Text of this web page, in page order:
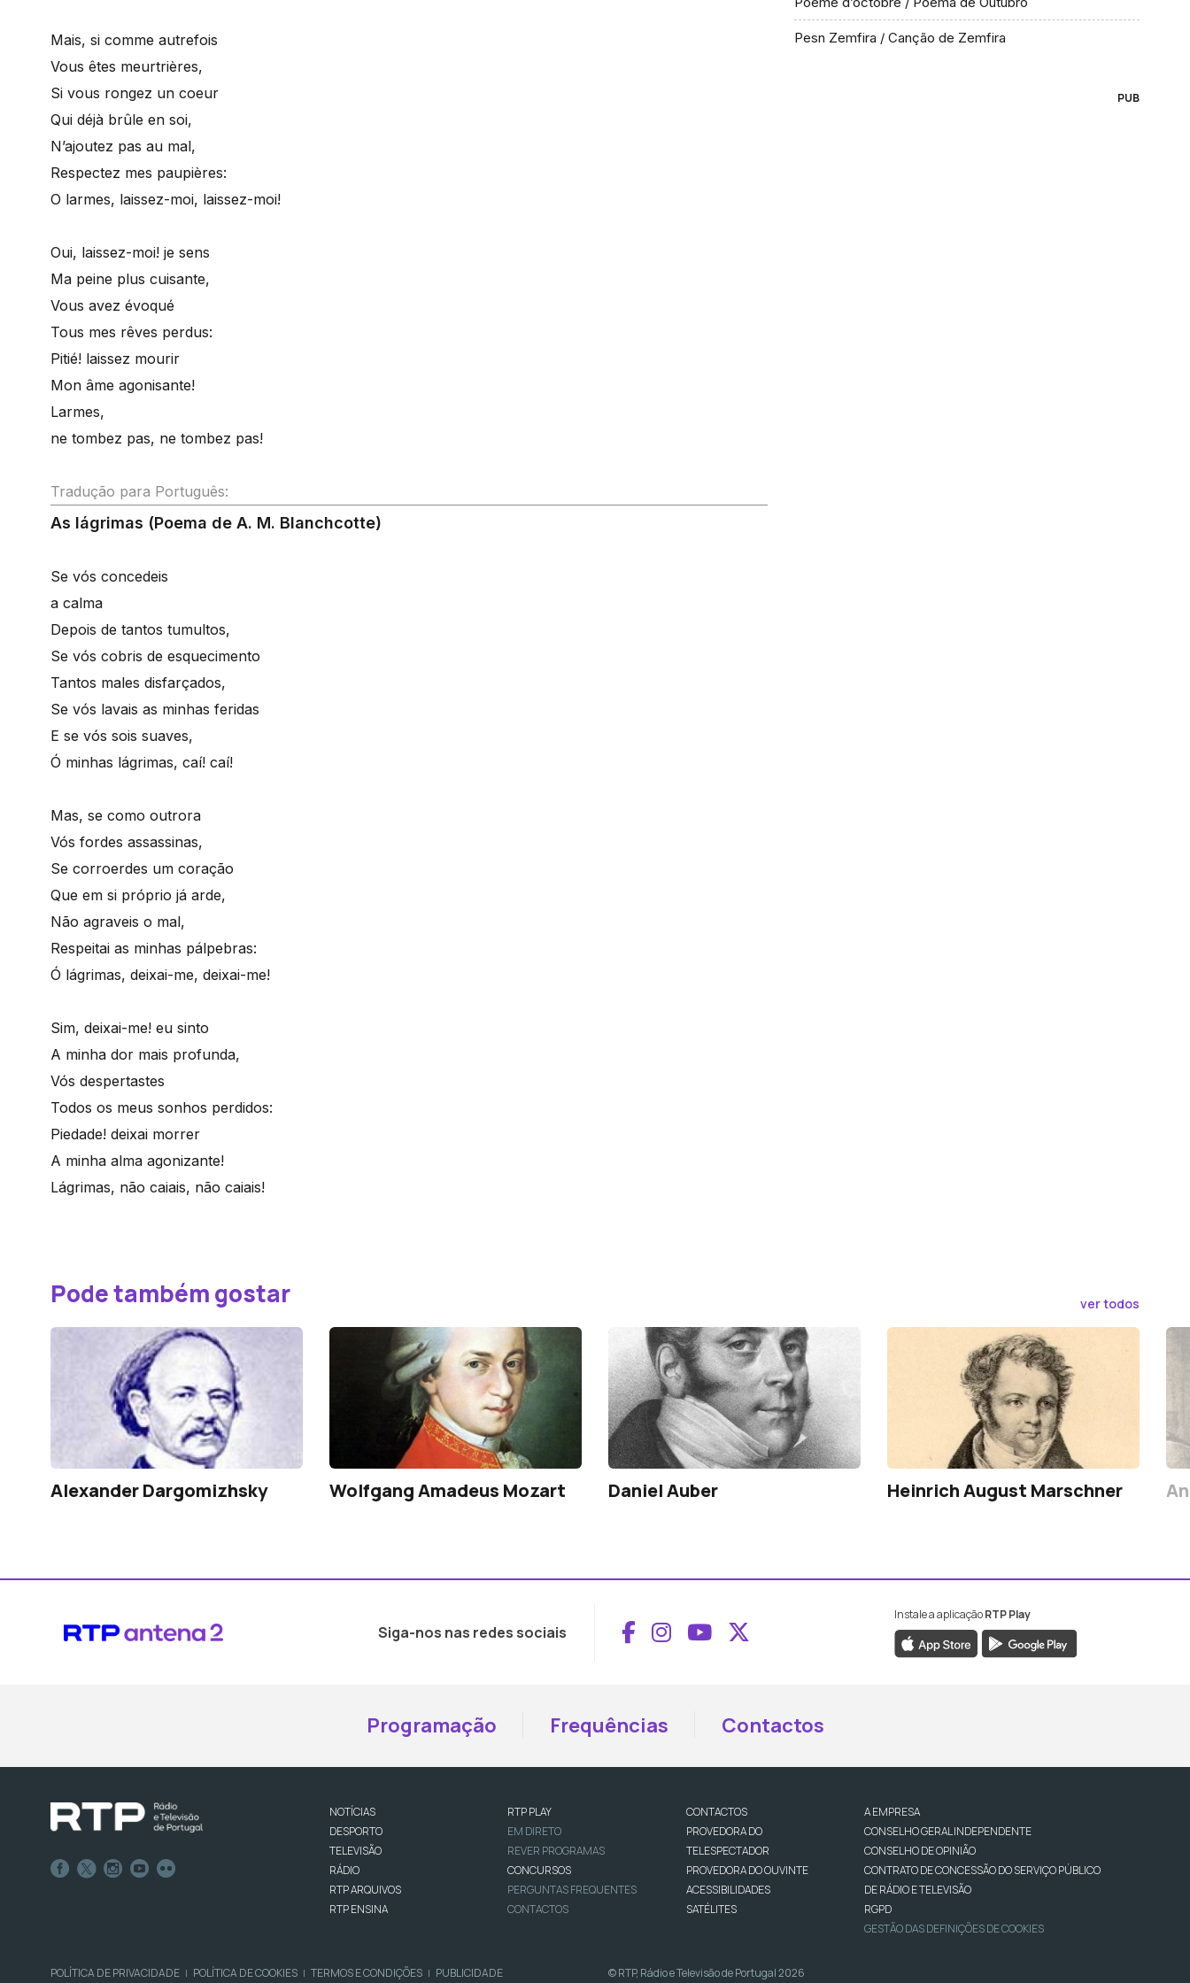
Mais, si comme autrefois
Vous êtes meurtrières,
Si vous rongez un coeur
Qui déjà brûle en soi,
N’ajoutez pas au mal,
Respectez mes paupières:
O larmes, laissez-moi, laissez-moi!
Oui, laissez-moi! je sens
Ma peine plus cuisante,
Vous avez évoqué
Tous mes rêves perdus:
Pitié! laissez mourir
Mon âme agonisante!
Larmes,
ne tombez pas, ne tombez pas!
Tradução para Português:
As lágrimas (Poema de A. M. Blanchcotte)
Se vós concedeis
a calma
Depois de tantos tumultos,
Se vós cobris de esquecimento
Tantos males disfarçados,
Se vós lavais as minhas feridas
E se vós sois suaves,
Ó minhas lágrimas, caí! caí!
Mas, se como outrora
Vós fordes assassinas,
Se corroerdes um coração
Que em si próprio já arde,
Não agraveis o mal,
Respeitai as minhas pálpebras:
Ó lágrimas, deixai-me, deixai-me!
Sim, deixai-me! eu sinto
A minha dor mais profunda,
Vós despertastes
Todos os meus sonhos perdidos:
Piedade! deixai morrer
A minha alma agonizante!
Lágrimas, não caiais, não caiais!
Pesn Zemfira / Canção de Zemfira
PUB
Pode também gostar ver todos
Alexander Dargomizhsky Wolfgang Amadeus Mozart Daniel Auber Heinrich August Marschner
Siga-nos nas redes sociais Aceder ao Facebook da RTP Antena 2
Aceder ao Instagram da RTP Antena 2
Aceder ao YouTube da RTP Antena 2
Aceder ao X da RTP Antena 2
Instale a aplicaçãoRTP Play
Programação Frequências Contactos
NOTÍCIAS
DESPORTO
TELEVISÃO
RÁDIO
RTP ARQUIVOS
RTP ENSINA
RTP PLAY
EM DIRETO
REVER PROGRAMAS
CONCURSOS
PERGUNTAS FREQUENTES
CONTACTOS
CONTACTOS
PROVEDORA DO
TELESPECTADOR
PROVEDORA DO OUVINTE
ACESSIBILIDADES
SATÉLITES
A EMPRESA
CONSELHO GERAL INDEPENDENTE
CONSELHO DE OPINIÃO
CONTRATO DE CONCESSÃO DO SERVIÇO PÚBLICO
DE RÁDIO E TELEVISÃO
RGPD
GESTÃO DAS DEFINIÇÕES DE COOKIES
POLÍTICA DE PRIVACIDADE | POLÍTICA DE COOKIES | TERMOS E CONDIÇÕES | PUBLICIDADE © RTP, Rádio e Televisão de Portugal 2026